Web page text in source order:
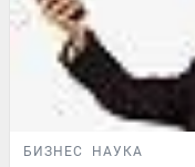
БИЗНЕС НАУКА